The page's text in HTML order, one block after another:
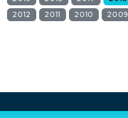
2012
2011 2010 2009